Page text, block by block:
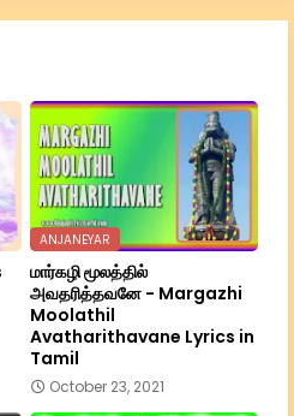
ANJANEYAR
மார்கழி மூலத்தில்
அவதரித்தவனே - Margazhi
Moolathil
Avatharithavane Lyrics in
Tamil
October 23, 2021